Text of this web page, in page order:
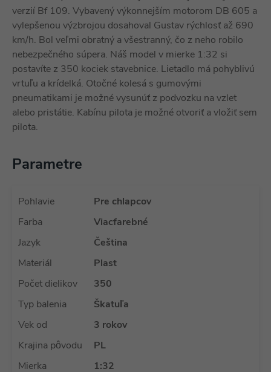
verzií Bf 109. Vybavený výkonnejším motorom DB 605 a
vylepšenou výzbrojou dosahoval Gustav rýchlosť až 690
km/h. Bol veľmi obratný a všestranný, čo z neho robilo
nebezpečného súpera. Náš model v mierke 1:32 si
postavíte z 350 kociek stavebnice. Lietadlo má pohyblivú
vrtuľu a krídelká. Otočné kolesá s gumovými
pneumatikami je možné vysunúť z podvozku na vzlet
alebo pristátie. Kabínu pilota je možné otvoriť a vložiť sem
pilota.
Parametre
Pohlavie Pre chlapcov
Farba Viacfarebné
Jazyk Čeština
Materiál Plast
Počet dielikov 350
Typ balenia Škatuľa
Vek od 3 rokov
Krajina pôvodu PL
Mierka 1:32